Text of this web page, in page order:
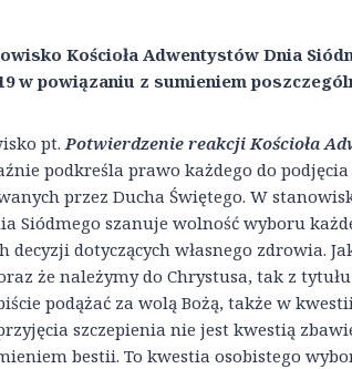
Kościoła Adwentystów Dnia
w powiązaniu z sumieniem
pt.Potwierdzenie reakcji Kościoła
podkreśla prawo każdego do
przez Ducha Świętego. W
Siódmego szanuje wolność wyboru
decyzji dotyczących własnego zdrowia.
że należymy do Chrystusa, tak z
podążać za wolą Bożą, także w
szczepienia nie jest kwestią
bestii. To kwestia osobistego